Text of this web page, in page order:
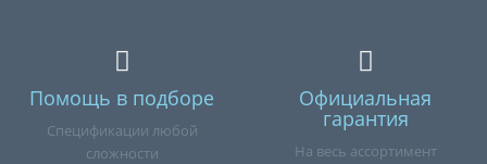
Помощь в подборе
Спецификации любой
сложности
Официальная
гарантия
На весь ассортимент